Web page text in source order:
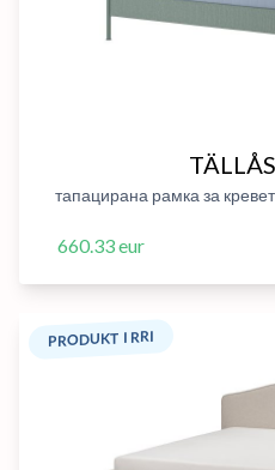
тапацирана рамка за
660.33 eur
PRODUKT I RRI